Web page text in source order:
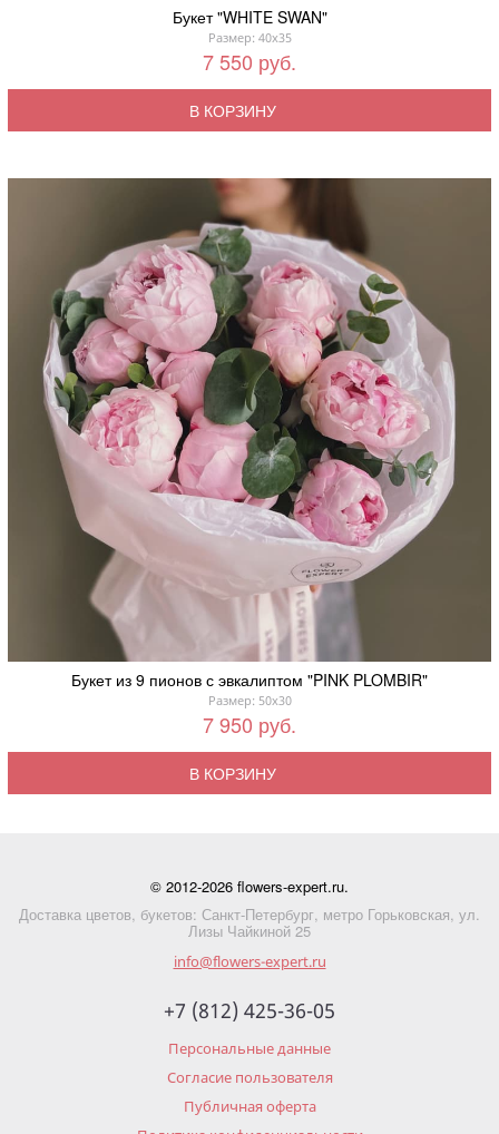
Букет "WHITE SWAN"
Размер: 40x35
7 550 руб.
В КОРЗИНУ
Букет из 9 пионов с эвкалиптом "PINK PLOMBIR"
Размер: 50x30
7 950 руб.
В КОРЗИНУ
© 2012-2026 flowers-expert.ru.
Доставка цветов, букетов: Санкт-Петербург, метро Горьковская, ул.
Лизы Чайкиной 25
info@flowers-expert.ru
+7 (812) 425-36-05
Персональные данные
Согласие пользователя
Публичная оферта